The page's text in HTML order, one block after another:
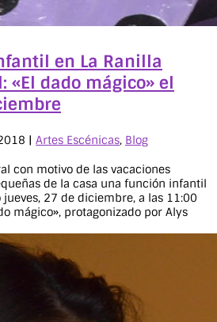
en La Ranilla
«El dado mágico» el
| Artes Escénicas, Blog
con motivo de las vacaciones
de la casa una función infantil
27 de diciembre, a las 11:00
mágico», protagonizado por Alys